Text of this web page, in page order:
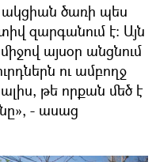
ակցիան ծառի պես
զարգանում է։ Այն
այսօր անցնում
ու ամբողջ
թե որքան մեծ է
- ասաց